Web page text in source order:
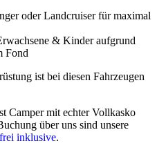
3000 Euro für
Botswana:ab ca. 5500 Euro
ab ca. 4500 Euro
Lodges, exklusiver
ausgedehnter Panoramaflüge,
etc.
oder Landcruiser für maximal
& Kinder aufgrund
Fond
ist bei diesen Fahrzeugen
Camper mit echter Vollkasko
über uns sind unsere
inklusive.